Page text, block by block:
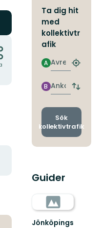
Ta dig hit
med
kollektivtr
afik
Avresa
A
Hitta
Ankomst
B
Byt
och
Sök
kollektivtrafik
Guider
Jönköpings